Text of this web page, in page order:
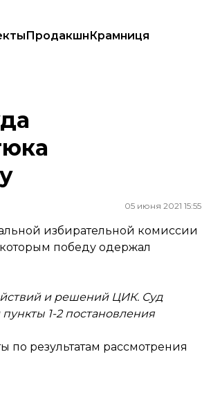
ПродакшнКрамниця
в Раду
05 июня 2021 15:55
избирательной комиссии
победу одержал
и решений ЦИК. Суд
1-2 постановления
результатам рассмотрения